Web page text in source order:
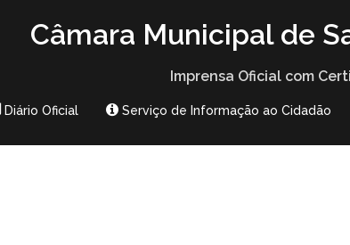
Câmara Municipal de
Imprensa Oficial com
Diário Oficial Serviço de Informação ao Cidadão